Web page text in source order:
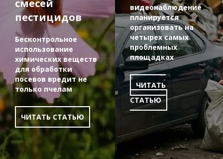
смесей
пестицидов
Бесконтрольное
использование
химических веществ
для обработки
посевов вредит не
только пчелам
ЧИТАТЬ СТАТЬЮ
видеонаблюдение
планируется
организовать на
четырех самых
проблемных
площадках
ЧИТАТЬ
СТАТЬЮ